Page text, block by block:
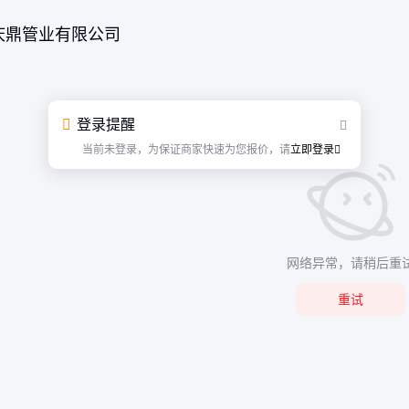
鼎管业有限公司
登录提醒
当前未登录，为保证商家快速为您报价，请立即登录
网络异常，请稍后重
重试